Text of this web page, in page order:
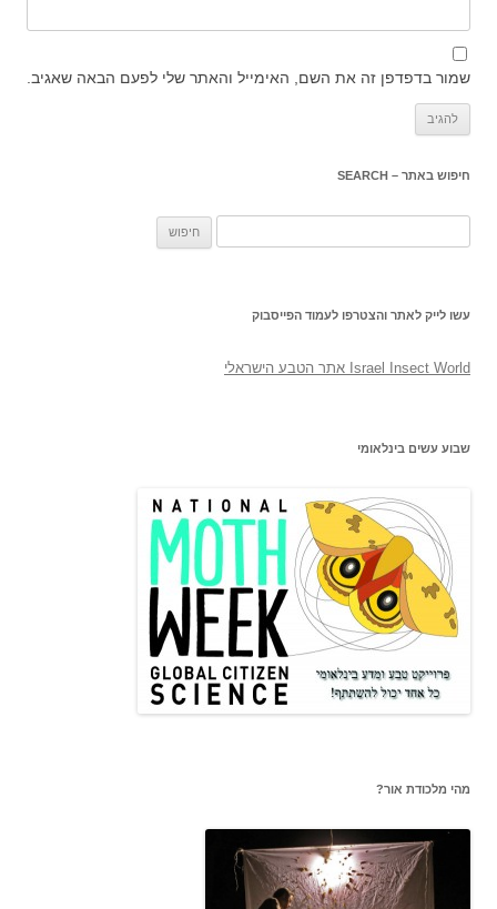
שמור בדפדפן זה את השם, האימייל והאתר שלי לפעם הבאה שאגיב.
חיפוש באתר – SEARCH
עשו לייק לאתר והצטרפו לעמוד הפייסבוק
‎Israel Insect World אתר הטבע הישראלי‎
שבוע עשים בינלאומי
מהי מלכודת אור?